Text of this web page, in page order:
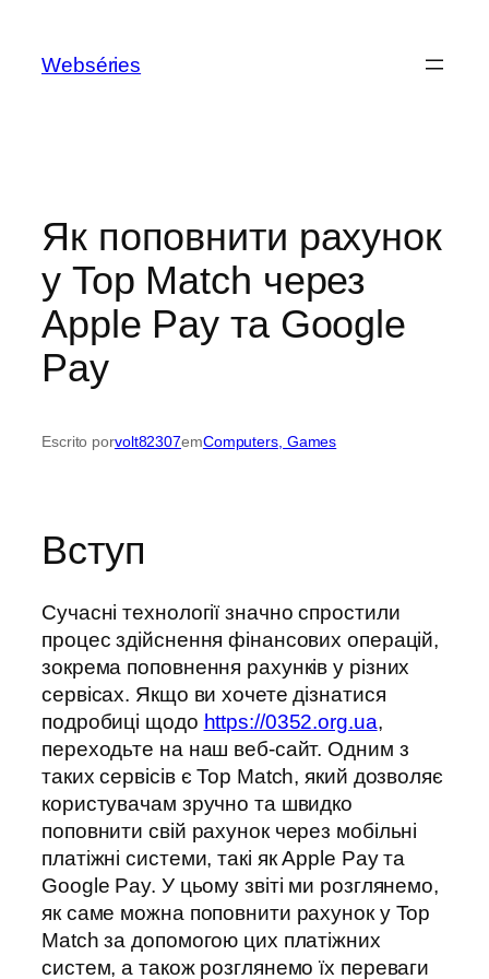
Webséries
Як поповнити рахунок
у Top Match через
Apple Pay та Google
Pay
Escrito porvolt82307emComputers, Games
Вступ
Сучасні технології значно спростили
процес здійснення фінансових операцій,
зокрема поповнення рахунків у різних
сервісах. Якщо ви хочете дізнатися
подробиці щодо https://0352.org.ua,
переходьте на наш веб-сайт. Одним з
таких сервісів є Top Match, який дозволяє
користувачам зручно та швидко
поповнити свій рахунок через мобільні
платіжні системи, такі як Apple Pay та
Google Pay. У цьому звіті ми розглянемо,
як саме можна поповнити рахунок у Top
Match за допомогою цих платіжних
систем, а також розглянемо їх переваги